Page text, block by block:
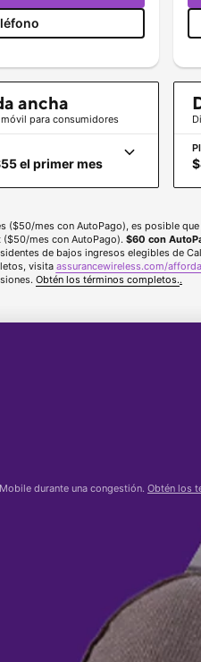
ancha
para consumidores
el primer mes
mes con AutoPago), es posible
($50/mes con AutoPago). $60 con
de bajos ingresos elegibles de
visita assurancewireless.com/
Obtén los términos completos..
durante una congestión. Obtén los